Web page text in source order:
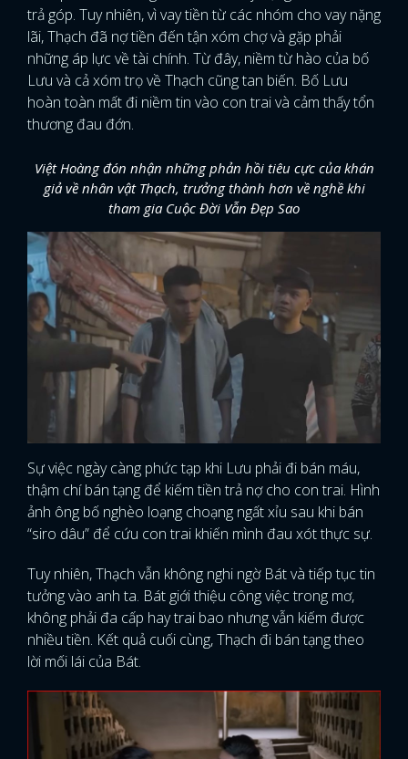
trả góp. Tuy nhiên, vì vay tiền từ các nhóm cho vay nặng
lãi, Thạch đã nợ tiền đến tận xóm chợ và gặp phải
những áp lực về tài chính. Từ đây, niềm từ hào của bố
Lưu và cả xóm trọ về Thạch cũng tan biến. Bố Lưu
hoàn toàn mất đi niềm tin vào con trai và cảm thấy tổn
thương đau đớn.
Việt Hoàng đón nhận những phản hồi tiêu cực của khán
giả về nhân vật Thạch, trưởng thành hơn về nghề khi
tham gia Cuộc Đời Vẫn Đẹp Sao
Sự việc ngày càng phức tạp khi Lưu phải đi bán máu,
thậm chí bán tạng để kiếm tiền trả nợ cho con trai. Hình
ảnh ông bố nghèo loạng choạng ngất xỉu sau khi bán
“siro dâu” để cứu con trai khiến mình đau xót thực sự.
Tuy nhiên, Thạch vẫn không nghi ngờ Bát và tiếp tục tin
tưởng vào anh ta. Bát giới thiệu công việc trong mơ,
không phải đa cấp hay trai bao nhưng vẫn kiếm được
nhiều tiền. Kết quả cuối cùng, Thạch đi bán tạng theo
lời mối lái của Bát.